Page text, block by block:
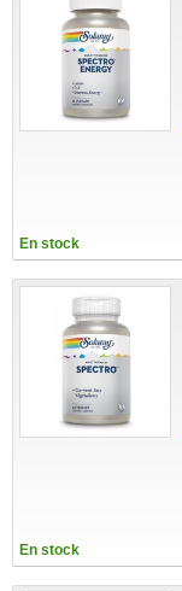
En stock
En stock